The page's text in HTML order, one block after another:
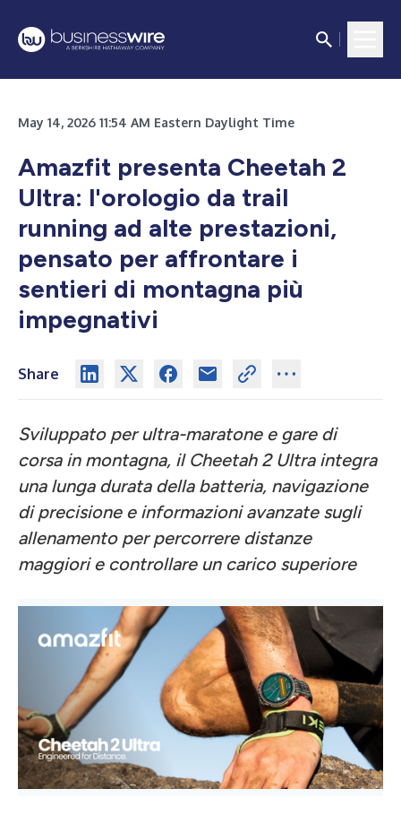
May 14, 2026 11:54 AM Eastern Daylight Time
Amazfit presenta Cheetah 2
Ultra: l'orologio da trail
running ad alte prestazioni,
pensato per affrontare i
sentieri di montagna più
impegnativi
Share
Sviluppato per ultra-maratone e gare di
corsa in montagna, il Cheetah 2 Ultra integra
una lunga durata della batteria, navigazione
di precisione e informazioni avanzate sugli
allenamento per percorrere distanze
maggiori e controllare un carico superiore